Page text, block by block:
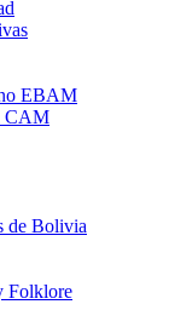
EBAM
CAM
de Bolivia
Folklore